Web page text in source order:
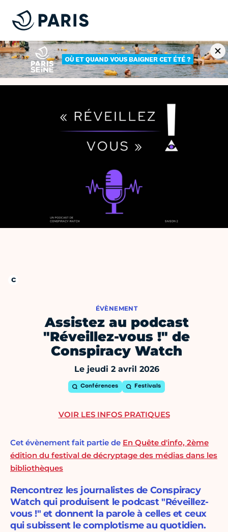
ÉVÈNEMENT
Assistez au podcast
"Réveillez-vous !" de
Conspiracy Watch
Le jeudi 2 avril 2026
Conférences Festivals
Cet évènement fait partie de En Quête d'info, 2ème
édition du festival de décryptage des médias dans les
bibliothèques
Rencontrez les journalistes de Conspiracy
Watch qui produisent le podcast "Réveillez-
vous !" et donnent la parole à celles et ceux
qui subissent le complotisme au quotidien.
VOIR LES INFOS PRATIQUES